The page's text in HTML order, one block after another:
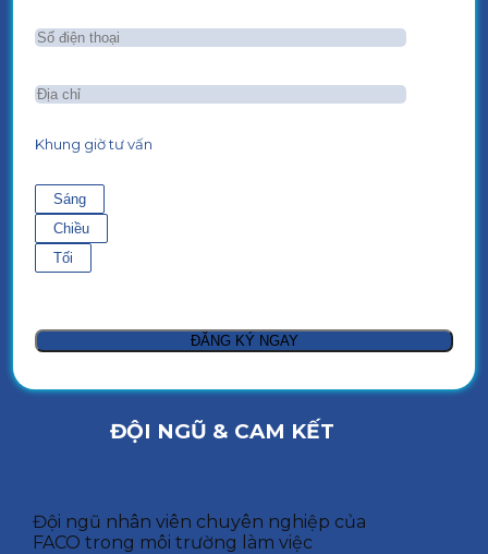
Khung giờ tư vấn
Sáng
Chiều
Tối
ĐỘI NGŨ & CAM KẾT
Đội ngũ nhân viên chuyên nghiệp của
FACO trong môi trường làm việc